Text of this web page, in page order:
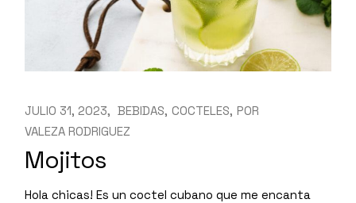
JULIO 31, 2023 BEBIDAS COCTELES POR
VALEZA RODRIGUEZ
Mojitos
Hola chicas! Es un coctel cubano que me encanta